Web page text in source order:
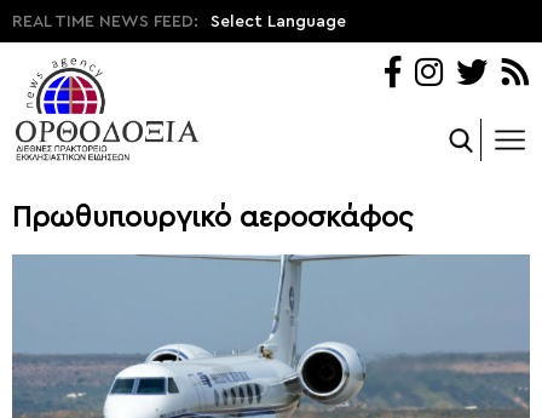
REAL TIME NEWS FEED: Select Language
Πρωθυπουργικό αεροσκάφος